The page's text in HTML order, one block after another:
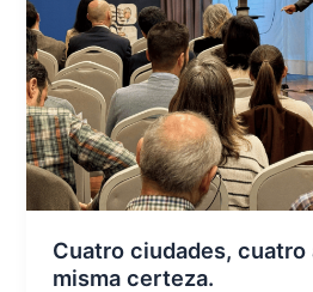
Cuatro ciudades, cuatro
misma certeza.